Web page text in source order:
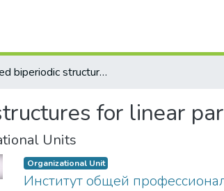
Modified biperiodic structures for linear particle accelerators
for linear
Units
Organizational Unit
Институт общей